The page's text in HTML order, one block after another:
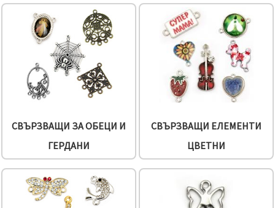
СВЪРЗВАЩИ ЗА ОБЕЦИ И
ГЕРДАНИ
СВЪРЗВАЩИ ЕЛЕМЕНТИ
ЦВЕТНИ